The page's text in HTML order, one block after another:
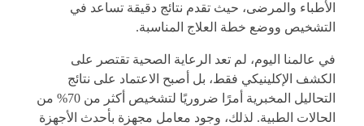
الأطباء والمرضى، حيث تقدم نتائج دقيقة تساعد في
التشخيص ووضع خطة العلاج المناسبة.
في عالمنا اليوم، لم تعد الرعاية الصحية تقتصر على
الكشف الإكلينيكي فقط، بل أصبح الاعتماد على نتائج
التحاليل المخبرية أمرًا ضروريًا لتشخيص أكثر من 70% من
الحالات الطبية. لذلك، وجود معامل مجهزة بأحدث الأجهزة